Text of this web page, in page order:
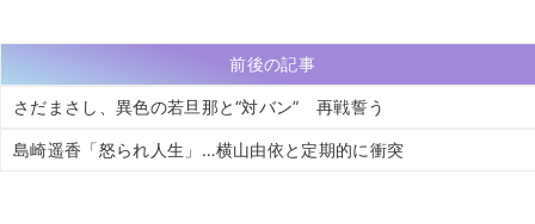
前後の記事
さだまさし、異色の若旦那と“対バン” 再戦誓う
島崎遥香「怒られ人生」…横山由依と定期的に衝突